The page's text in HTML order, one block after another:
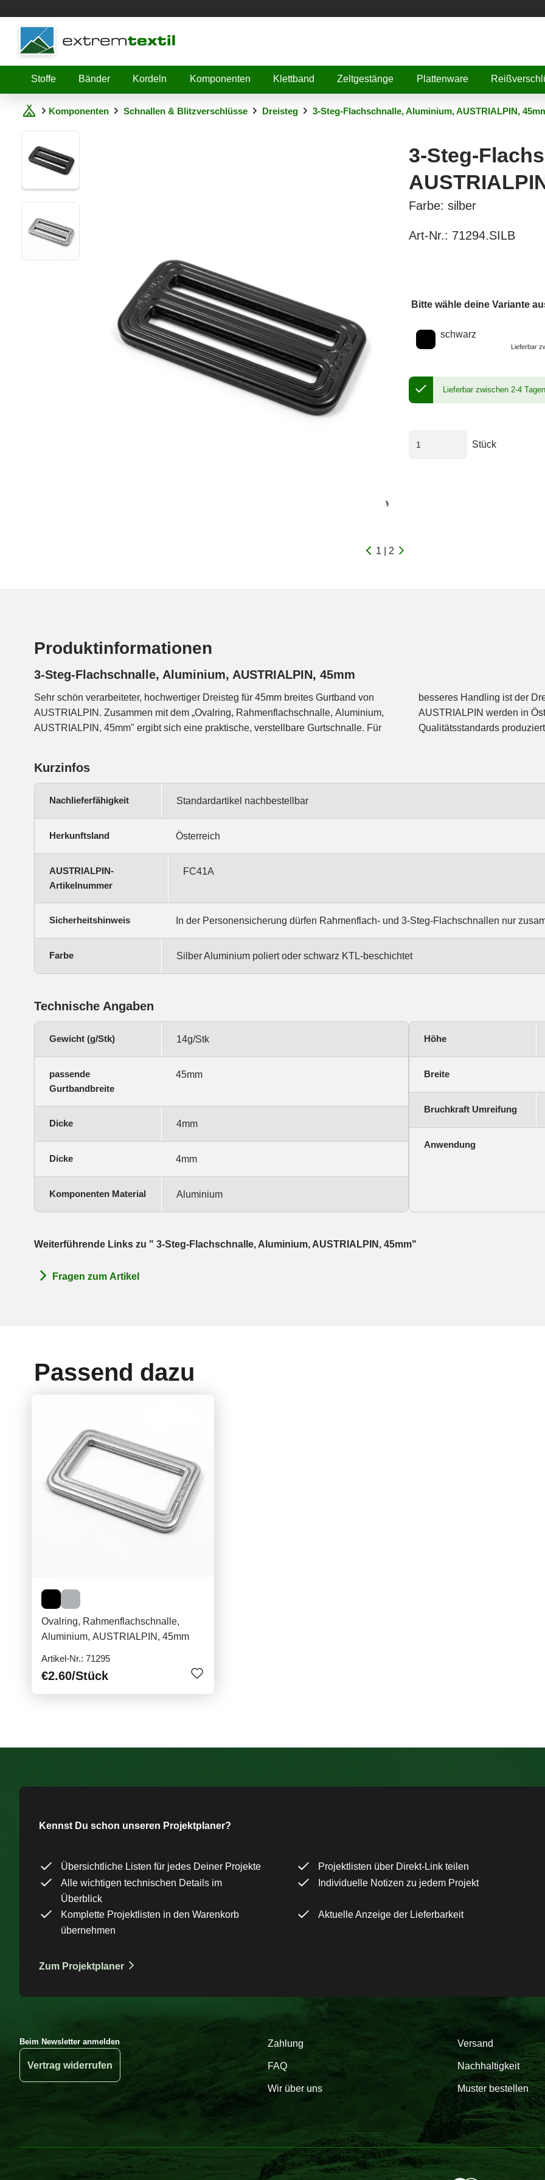
Shopware
Stoffe Bänder Kordeln Komponenten Klettband Zeltgestänge Plattenware
Komponenten Schnallen & Blitzverschlüsse Dreisteg 3-Steg-Flachschnalle, Aluminium, AUSTRIALPIN,
1 | 2
3-Steg-
Farbe: silber
Art-Nr.: 71294.SILB
Bitte wähle deine Variante
Wähle eine Farbe
schwarz
Lieferbar
Lieferbar zwischen 2-4 Tagen
Stück
Produktinformationen
3-Steg-Flachschnalle, Aluminium, AUSTRIALPIN, 45mm
Sehr schön verarbeiteter, hochwertiger Dreisteg für 45mm breites Gurtband von
AUSTRIALPIN. Zusammen mit dem „Ovalring, Rahmenflachschnalle, Aluminium,
AUSTRIALPIN, 45mm" ergibt sich eine praktische, verstellbare Gurtschnalle. Für
besseres Handling ist der Dreisteg ganz leicht gewölbt. Die Schnallen von
AUSTRIALPIN werden in Österreich nach hohen Sicherheits- und
Qualitätsstandards
Kurzinfos
Nachlieferfähigkeit Standardartikel nachbestellbar
Herkunftsland Österreich
AUSTRIALPIN-
Artikelnummer
FC41A
Sicherheitshinweis In der Personensicherung dürfen Rahmenflach- und 3-Steg-Flachschnallen nur
Farbe Silber Aluminium poliert oder schwarz KTL-beschichtet
Technische Angaben
Gewicht (g/Stk) 14g/Stk
passende
Gurtbandbreite
45mm
Dicke 4mm
Dicke 4mm
Komponenten Material Aluminium
Höhe
Breite
Bruchkraft Umreifung
Anwendung
Weiterführende Links zu " 3-Steg-Flachschnalle, Aluminium, AUSTRIALPIN, 45mm"
Fragen zum Artikel
Passend dazu
Ovalring, Rahmenflachschnalle,
Aluminium, AUSTRIALPIN, 45mm
Artikel-Nr.: 71295
€2.60/Stück
Kennst Du schon unseren Projektplaner?
Übersichtliche Listen für jedes Deiner Projekte
Projektlisten über Direkt-Link teilen
Alle wichtigen technischen Details im
Überblick
Individuelle Notizen zu jedem Projekt
Komplette Projektlisten in den Warenkorb
übernehmen
Aktuelle Anzeige der Lieferbarkeit
Zum Projektplaner
Beim Newsletter anmelden
Vertrag widerrufen
Zahlung Versand
FAQ Nachhaltigkeit
Wir über uns Muster bestellen